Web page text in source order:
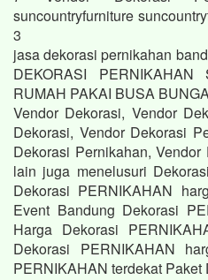
suncountryfurniture
3
jasa dekorasi pernikahan
DEKORASI
RUMAH PAKAI BUSA
Vendor Dekorasi, Vendor
Dekorasi, Vendor Dekorasi
Dekorasi Pernikahan,
lain juga menelusuri
Dekorasi PERNIKAHAN
Event Bandung Dekorasi
Harga Dekorasi
Dekorasi PERNIKAHAN
PERNIKAHAN terdekat